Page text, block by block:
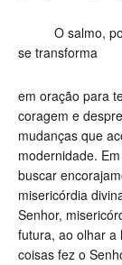
O salmo,
se transforma
em oração para
coragem e
mudanças que
modernidade.
buscar
misericórdia
Senhor,
futura, ao olhar a
coisas fez o